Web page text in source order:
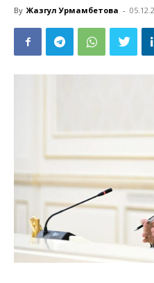
By Жазгул Урмамбетова -